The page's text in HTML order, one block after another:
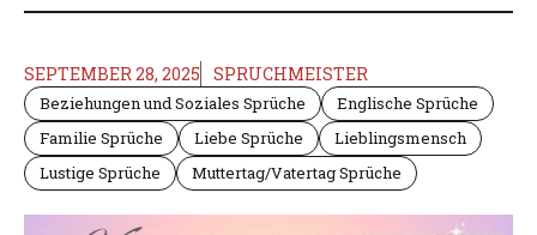
SEPTEMBER 28, 2025 SPRUCHMEISTER
Beziehungen und Soziales Sprüche
Englische Sprüche
Familie Sprüche
Liebe Sprüche
Lieblingsmensch
Lustige Sprüche
Muttertag/Vatertag Sprüche